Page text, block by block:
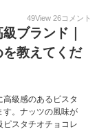
49View 26コメント
ブランド｜
教えてくだ
級感のあるピスタ
す。ナッツの風味が
ピスタチオチョコレ